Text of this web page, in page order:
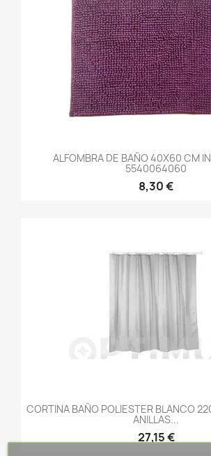
ALFOMBRA DE BAÑO 40X60 CM
5540064060
8,30 €
CORTINA BAÑO POLIESTER BLANCO
ANILLAS...
27,15 €